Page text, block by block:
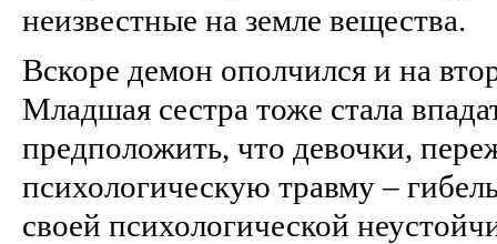
неизвестные на земле вещества.
Вскоре демон ополчился и на
Младшая сестра тоже стала
предположить, что девочки,
психологическую травму –
своей психологической